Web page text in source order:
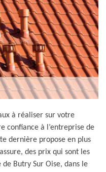
à réaliser sur votre
confiance à l’entreprise de
dernière propose en plus
des prix qui sont les
Butry Sur Oise, dans le